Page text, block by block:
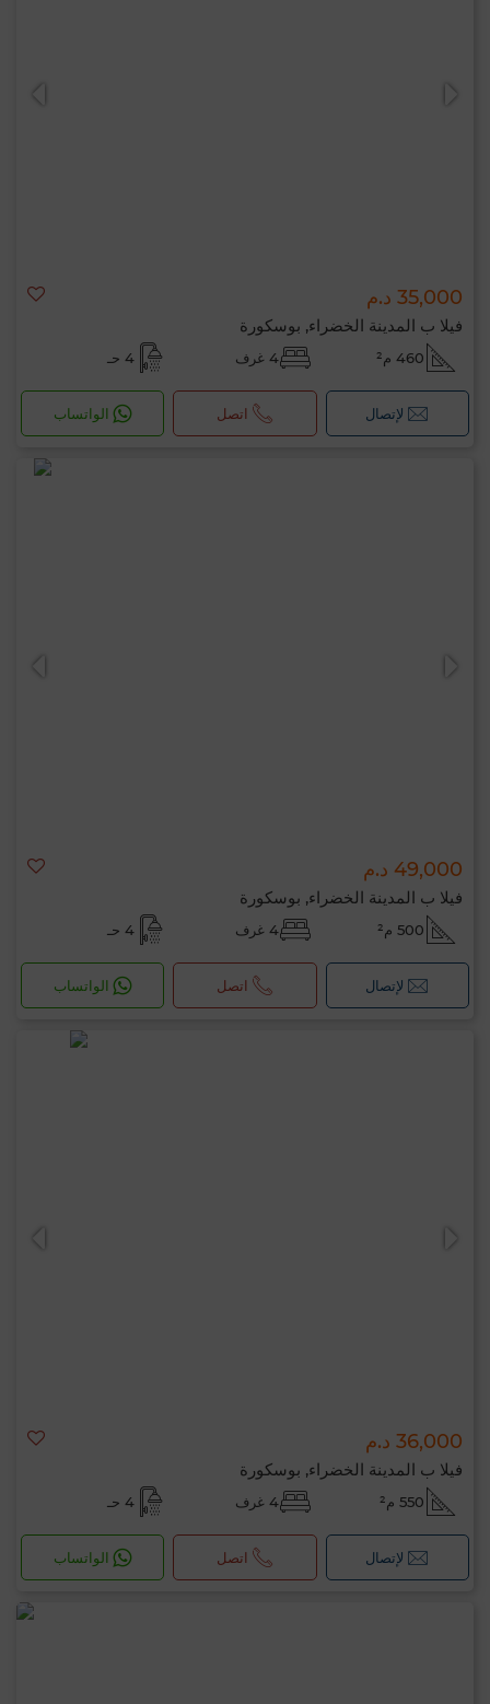
35,000 د.م
فيلا ب المدينة الخضراء, بوسكورة
460 م² 4 غرف 4 حـ
لإتصال اتصل الواتساب
49,000 د.م
فيلا ب المدينة الخضراء, بوسكورة
500 م² 4 غرف 4 حـ
لإتصال اتصل الواتساب
36,000 د.م
فيلا ب المدينة الخضراء, بوسكورة
550 م² 4 غرف 4 حـ
لإتصال اتصل الواتساب